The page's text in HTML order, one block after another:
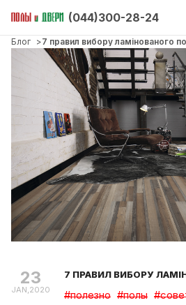
(044)300-28-24
Блог 7 правил вибору ламінованого
23
JAN,2020
7 ПРАВИЛ ВИБОРУ
#полезно #полы